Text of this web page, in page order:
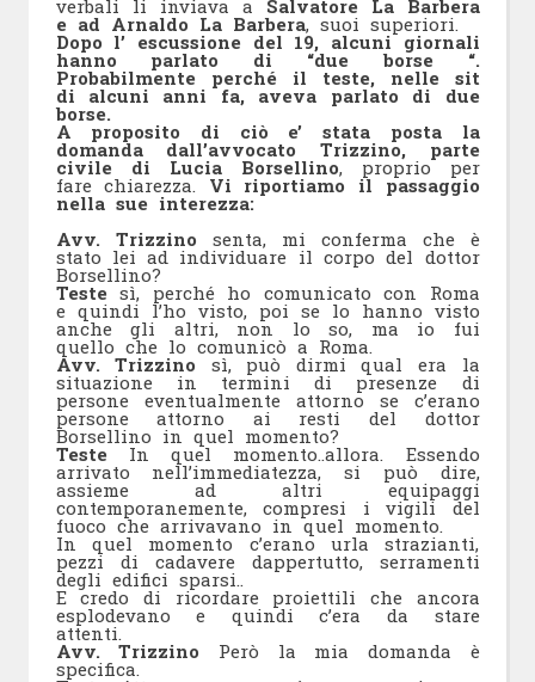
verbali li inviava a Salvatore La Barbera
e ad Arnaldo La Barbera, suoi superiori.
Dopo l’ escussione del 19, alcuni giornali
hanno parlato di “due borse “.
Probabilmente perché il teste, nelle sit
di alcuni anni fa, aveva parlato di due
borse.
A proposito di ciò e’ stata posta la
domanda dall’avvocato Trizzino, parte
civile di Lucia Borsellino, proprio per
fare chiarezza. Vi riportiamo il passaggio
nella sue interezza:
Avv. Trizzino senta, mi conferma che è
stato lei ad individuare il corpo del dottor
Borsellino?
Teste sì, perché ho comunicato con Roma
e quindi l’ho visto, poi se lo hanno visto
anche gli altri, non lo so, ma io fui
quello che lo comunicò a Roma.
Avv. Trizzino sì, può dirmi qual era la
situazione in termini di presenze di
persone eventualmente attorno se c’erano
persone attorno ai resti del dottor
Borsellino in quel momento?
Teste In quel momento..allora. Essendo
arrivato nell’immediatezza, si può dire,
assieme ad altri equipaggi
contemporanemente, compresi i vigili del
fuoco che arrivavano in quel momento.
In quel momento c’erano urla strazianti,
pezzi di cadavere dappertutto, serramenti
degli edifici sparsi..
E credo di ricordare proiettili che ancora
esplodevano e quindi c’era da stare
attenti.
Avv. Trizzino Però la mia domanda è
specifica.